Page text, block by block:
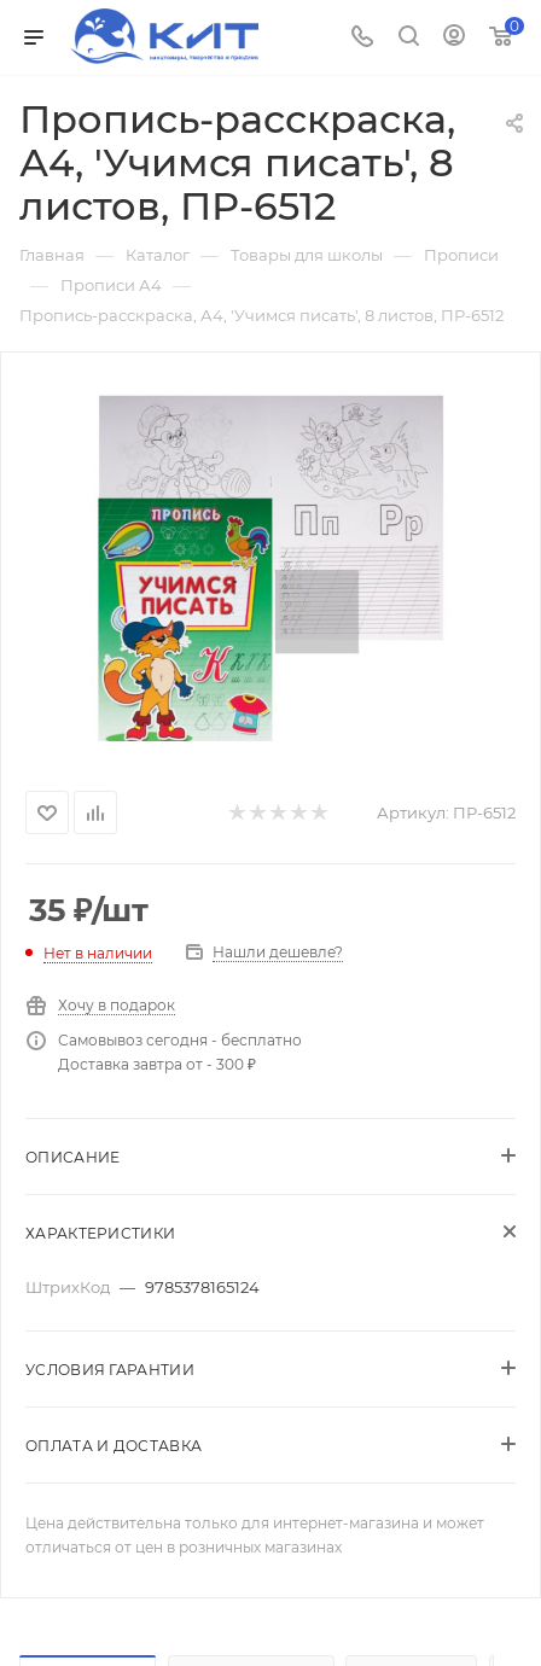
0
Пропись-расскраска,
А4, 'Учимся писать', 8
листов, ПР-6512
Главная — Каталог — Товары для школы — Прописи
— Прописи А4 —
Пропись-расскраска, А4, 'Учимся писать', 8 листов, ПР-6512
Артикул: ПР-6512
35 ₽/шт
Нет в наличии Нашли дешевле?
Хочу в подарок
Самовывоз сегодня - бесплатно
Доставка завтра от - 300 ₽
ОПИСАНИЕ
ХАРАКТЕРИСТИКИ
ШтрихКод — 9785378165124
УСЛОВИЯ ГАРАНТИИ
ОПЛАТА И ДОСТАВКА
Цена действительна только для интернет-магазина и может
отличаться от цен в розничных магазинах